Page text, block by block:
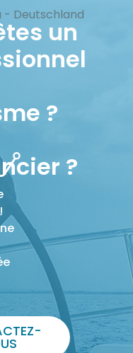
- Deutschland
un
?
?